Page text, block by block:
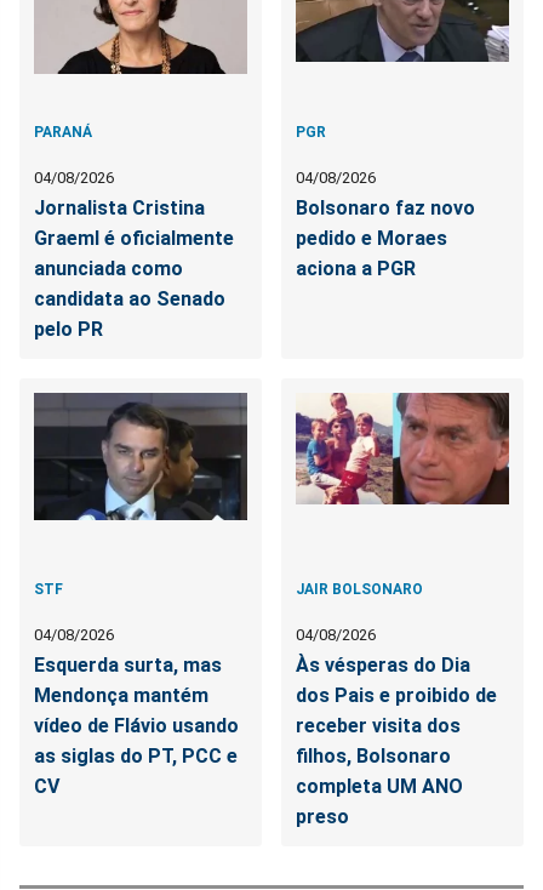
PARANÁ
04/08/2026
Jornalista Cristina
Graeml é oficialmente
anunciada como
candidata ao Senado
pelo PR
PGR
04/08/2026
Bolsonaro faz novo
pedido e Moraes
aciona a PGR
STF
04/08/2026
Esquerda surta, mas
Mendonça mantém
vídeo de Flávio usando
as siglas do PT, PCC e
CV
JAIR BOLSONARO
04/08/2026
Às vésperas do Dia
dos Pais e proibido de
receber visita dos
filhos, Bolsonaro
completa UM ANO
preso